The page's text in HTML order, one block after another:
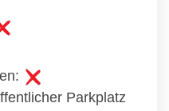
Parkplatz